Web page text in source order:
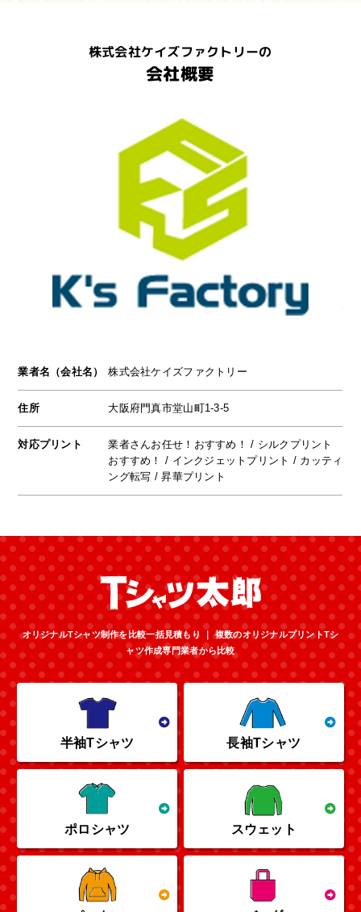
株式会社ケイズファクトリーの
会社概要
業者名（会社名） 株式会社ケイズファクトリー
住所 大阪府門真市堂山町1-3-5
対応プリント
業者さんお任せ！おすすめ！ / シルクプリント
おすすめ！ / インクジェットプリント / カッティ
ング転写 / 昇華プリント
オリジナルTシャツ制作を比較一括見積もり ｜ 複数のオリジナルプリントTシ
ャツ作成専門業者から比較
半袖Tシャツ 長袖Tシャツ
ポロシャツ スウェット